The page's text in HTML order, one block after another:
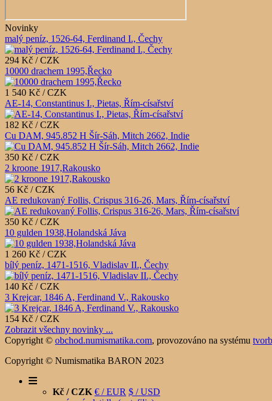
Novinky
malý peníz, 1526-64, Ferdinand I., Čechy
294 Kč / CZK
10000 drachem 1995,Řecko
1 540 Kč / CZK
AE-14, Constantinus I., Pietas, Řím-císařství
182 Kč / CZK
Cu DAM, 945.852 H Šír-Sáh, Mitch 2662, Indie
350 Kč / CZK
2 kroone 1917,Rakousko
56 Kč / CZK
AE redukovaný Follis, Crispus 316-26, Mars, Řím-císařství
350 Kč / CZK
10 gulden 1938,Holandská Jáva
1 260 Kč / CZK
bílý peníz, 1471-1516, Vladislav II., Čechy
140 Kč / CZK
3 Krejcar, 1846 A, Ferdinand V., Rakousko
154 Kč / CZK
Zobrazit všechny novinky ...
Copyright © obchod.numismatika.com, provozováno na systému
Copyright © Numismatika BARON 2023
Kč / CZK € / EUR $ / USD